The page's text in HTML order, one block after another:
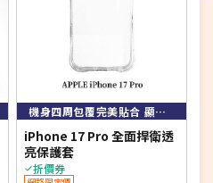
機身四周包覆完美貼合 顯露整體美感
iPhone 17 Pro 全面捍衛透
亮保護套
折價券